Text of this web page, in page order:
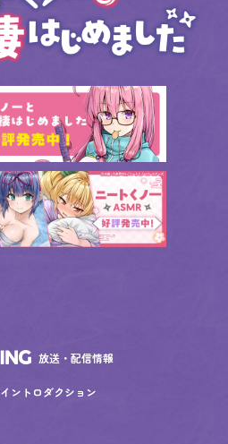
ON AIR/STREAMING
放送・配信情報
INTRODUCTION
イントロダクション